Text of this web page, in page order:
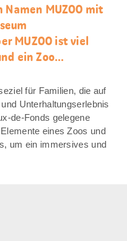
MUZOO mit
MUZOO ist viel
ein Zoo...
für Familien, die auf
Unterhaltungserlebnis
de-Fonds gelegene
eines Zoos und
um ein immersives und